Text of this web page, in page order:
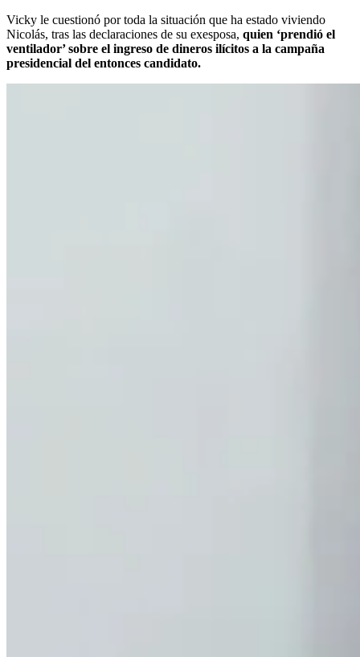
Vicky le cuestionó por toda la situación que ha estado viviendo
Nicolás, tras las declaraciones de su exesposa, quien ‘prendió el
ventilador’ sobre el ingreso de dineros ilícitos a la campaña
presidencial del entonces candidato.